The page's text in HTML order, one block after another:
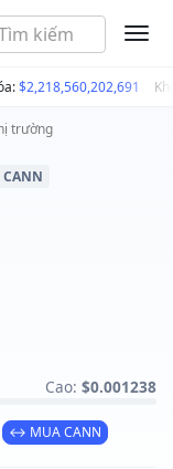
$2,218,560,202,691
trường
CANN
Cao: $0.001238
↔ MUA CANN